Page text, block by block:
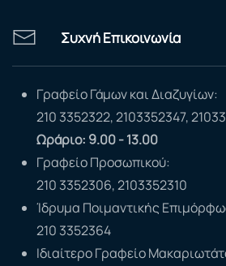
Συχνή Επικοινωνία
Γραφείο Γάμων και Διαζυγίων:
210 3352322, 2103352347,
Ωράριο: 9.00 - 13.00
Γραφείο Προσωπικού:
210 3352306, 2103352310
Ίδρυμα Ποιμαντικής
210 3352364
Ιδιαίτερο Γραφείο